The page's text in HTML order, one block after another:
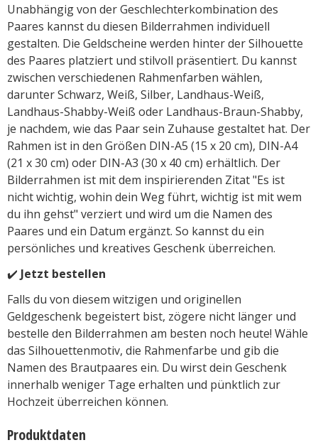
Unabhängig von der Geschlechterkombination des
Paares kannst du diesen Bilderrahmen individuell
gestalten. Die Geldscheine werden hinter der Silhouette
des Paares platziert und stilvoll präsentiert. Du kannst
zwischen verschiedenen Rahmenfarben wählen,
darunter Schwarz, Weiß, Silber, Landhaus-Weiß,
Landhaus-Shabby-Weiß oder Landhaus-Braun-Shabby,
je nachdem, wie das Paar sein Zuhause gestaltet hat. Der
Rahmen ist in den Größen DIN-A5 (15 x 20 cm), DIN-A4
(21 x 30 cm) oder DIN-A3 (30 x 40 cm) erhältlich. Der
Bilderrahmen ist mit dem inspirierenden Zitat "Es ist
nicht wichtig, wohin dein Weg führt, wichtig ist mit wem
du ihn gehst" verziert und wird um die Namen des
Paares und ein Datum ergänzt. So kannst du ein
persönliches und kreatives Geschenk überreichen.
✔️ Jetzt bestellen
Falls du von diesem witzigen und originellen
Geldgeschenk begeistert bist, zögere nicht länger und
bestelle den Bilderrahmen am besten noch heute! Wähle
das Silhouettenmotiv, die Rahmenfarbe und gib die
Namen des Brautpaares ein. Du wirst dein Geschenk
innerhalb weniger Tage erhalten und pünktlich zur
Hochzeit überreichen können.
Produktdaten